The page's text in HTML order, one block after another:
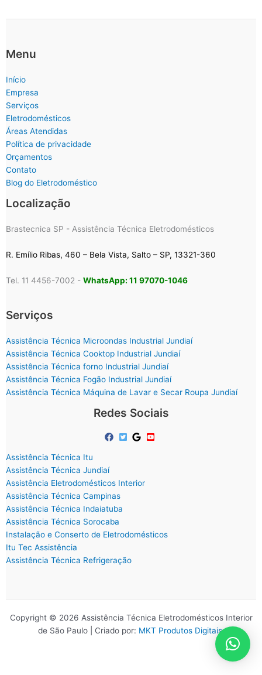
Menu
Início
Empresa
Serviços
Eletrodomésticos
Áreas Atendidas
Política de privacidade
Orçamentos
Contato
Blog do Eletrodoméstico
Localização
Brastecnica SP - Assistência Técnica Eletrodomésticos
R. Emílio Ribas, 460 – Bela Vista, Salto – SP, 13321-360
Tel. 11 4456-7002 - WhatsApp: 11 97070-1046
Serviços
Assistência Técnica Microondas Industrial Jundiaí
Assistência Técnica Cooktop Industrial Jundiaí
Assistência Técnica forno Industrial Jundiaí
Assistência Técnica Fogão Industrial Jundiaí
Assistência Técnica Máquina de Lavar e Secar Roupa Jundiaí
Redes Sociais
Assistência Técnica Itu
Assistência Técnica Jundiaí
Assistência Eletrodomésticos Interior
Assistência Técnica Campinas
Assistência Técnica Indaiatuba
Assistência Técnica Sorocaba
Instalação e Conserto de Eletrodomésticos
Itu Tec Assistência
Assistência Técnica Refrigeração
Copyright © 2026 Assistência Técnica Eletrodomésticos Interior
de São Paulo | Criado por: MKT Produtos Digitais.